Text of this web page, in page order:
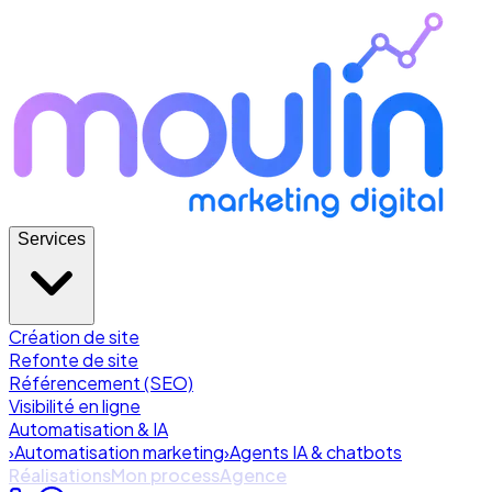
Services
Création de site
Refonte de site
Référencement (SEO)
Visibilité en ligne
Automatisation & IA
›Automatisation marketing›Agents IA & chatbots
RéalisationsMon processAgence